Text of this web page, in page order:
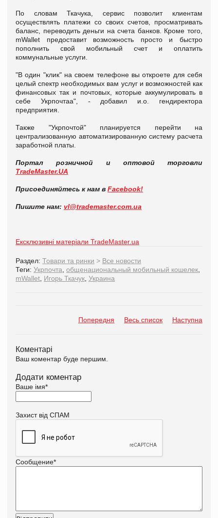
По словам Ткачука, сервис позволит клиентам
осуществлять платежи со своих счетов, просматривать
баланс, переводить деньги на счета банков. Кроме того,
mWallet предоставит возможность просто и быстро
пополнить свой мобильный счет и оплатить
коммунальные услуги.
"В один "клик" на своем телефоне вы откроете для себя
целый спектр необходимых вам услуг и возможностей как
финансовых так и почтовых, которые аккумулировать в
себе Укрпочтаа", - добавил и.о. гендиректора
предприятия.
Также "Укрпочтой" планируется перейти на
централизованную автоматизированную систему расчета
заработной платы.
Портал розничной и оптовой торговли
TradeMaster.UA
Присоединяйтесь к нам в Facebook!
Пишите нам: vl@trademaster.com.ua
Ексклюзивні матеріали TradeMaster.ua
Раздел: Товари та ринки > Все новости
Теги: Укрпочта общенациональный мобильный кошелек
mWallet Игорь Ткачук Украина
Попередня Весь список Наступна
Коментарі
Ваш коментар буде першим.
Додати коментар
Ваше імя*
Захист від СПАМ
Сообщение*